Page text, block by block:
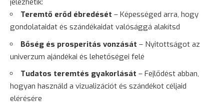
jelezhetik:
Teremtő erőd ébredését – Képességed arra, hogy
gondolataidat és szándékaidat valósággá alakítsd
Bőség és prosperitás vonzását – Nyitottságot az
univerzum ajándékai és lehetőségei felé
Tudatos teremtés gyakorlását – Fejlődést abban,
hogyan használd a vizualizációt és szándékot céljaid
elérésére